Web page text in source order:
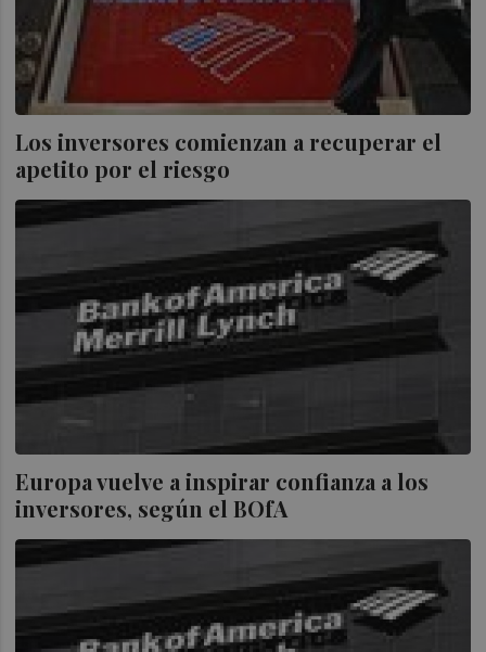
Los inversores comienzan a recuperar el
apetito por el riesgo
Europa vuelve a inspirar confianza a los
inversores, según el BOfA